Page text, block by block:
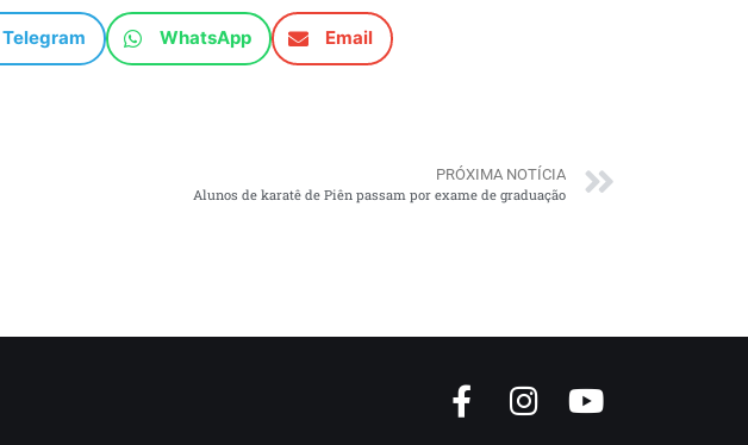
Telegram WhatsApp Email
PRÓXIMA NOTÍCIA
Alunos de karatê de Piên passam por exame de graduação